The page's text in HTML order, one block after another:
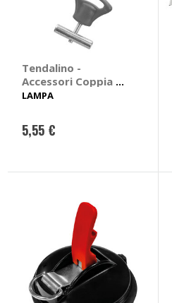
Tendalino -
Accessori Coppia di
fermi per canaline
LAMPA
5,55 €